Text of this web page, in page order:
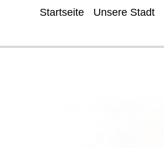
Startseite Unsere Stadt